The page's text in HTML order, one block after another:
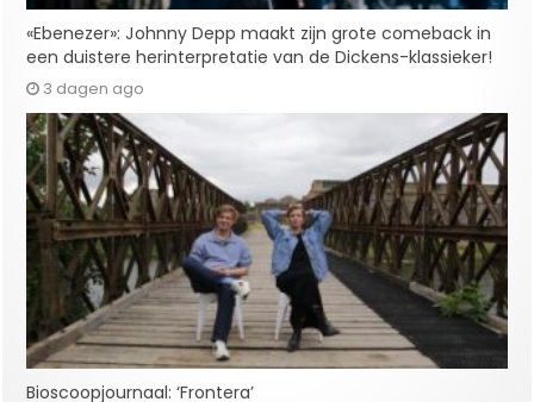
«Ebenezer»: Johnny Depp maakt zijn grote comeback in
een duistere herinterpretatie van de Dickens-klassieker!
3 dagen ago
Bioscoopjournaal: ‘Frontera’